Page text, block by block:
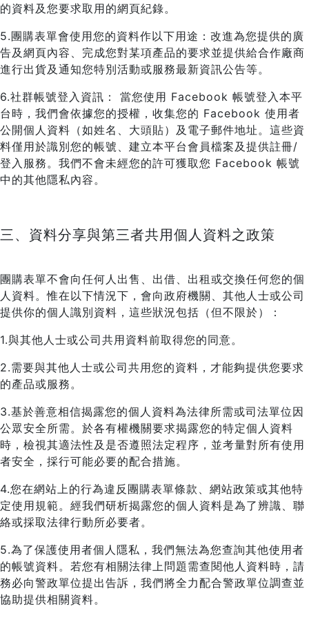
的資料及您要求取用的網頁紀錄。
5.團購表單會使用您的資料作以下用途：改進為您提供的廣
告及網頁內容、完成您對某項產品的要求並提供給合作廠商
進行出貨及通知您特別活動或服務最新資訊公告等。
6.社群帳號登入資訊： 當您使用 Facebook 帳號登入本平
台時，我們會依據您的授權，收集您的 Facebook 使用者
公開個人資料（如姓名、大頭貼）及電子郵件地址。這些資
料僅用於識別您的帳號、建立本平台會員檔案及提供註冊/
登入服務。我們不會未經您的許可獲取您 Facebook 帳號
中的其他隱私內容。
三、資料分享與第三者共用個人資料之政策
團購表單不會向任何人出售、出借、出租或交換任何您的個
人資料。惟在以下情況下，會向政府機關、其他人士或公司
提供你的個人識別資料，這些狀況包括（但不限於）：
1.與其他人士或公司共用資料前取得您的同意。
2.需要與其他人士或公司共用您的資料，才能夠提供您要求
的產品或服務。
3.基於善意相信揭露您的個人資料為法律所需或司法單位因
公眾安全所需。於各有權機關要求揭露您的特定個人資料
時，檢視其適法性及是否遵照法定程序，並考量對所有使用
者安全，採行可能必要的配合措施。
4.您在網站上的行為違反團購表單條款、網站政策或其他特
定使用規範。經我們研析揭露您的個人資料是為了辨識、聯
絡或採取法律行動所必要者。
5.為了保護使用者個人隱私，我們無法為您查詢其他使用者
的帳號資料。若您有相關法律上問題需查閱他人資料時，請
務必向警政單位提出告訴，我們將全力配合警政單位調查並
協助提供相關資料。